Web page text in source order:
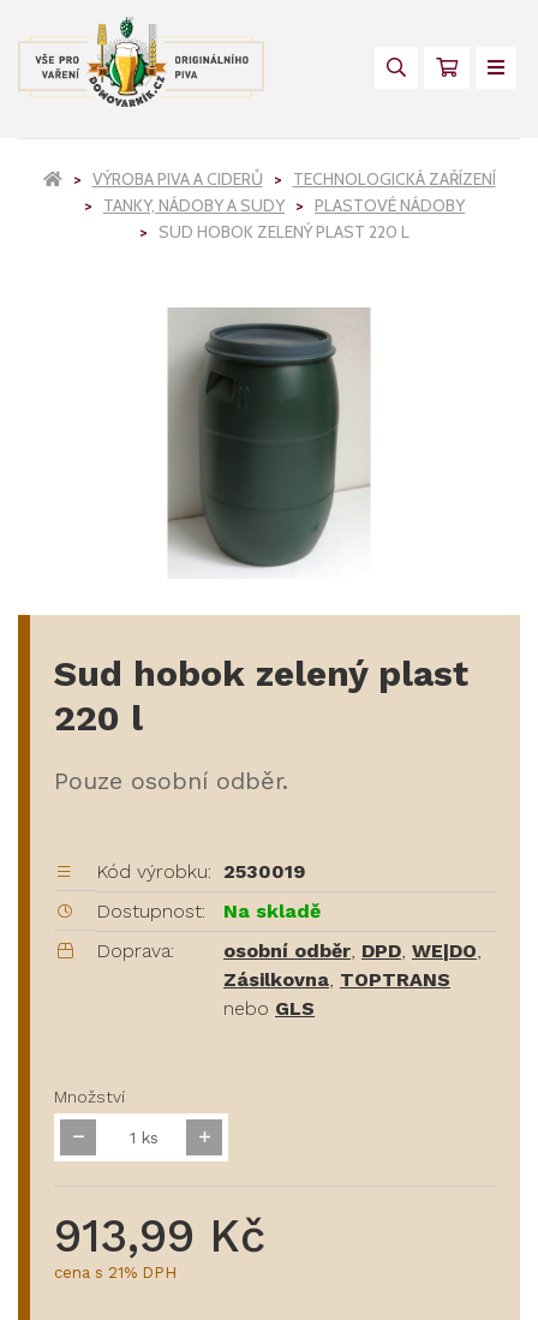
VÝROBA PIVA A CIDERŮ
TECHNOLOGICKÁ ZAŘÍZENÍ
TANKY, NÁDOBY A SUDY
PLASTOVÉ NÁDOBY
SUD HOBOK ZELENÝ PLAST 220 L
Sud hobok zelený plast
220 l
Pouze osobní odběr.
Kód výrobku:
2530019
Dostupnost:
Na skladě
Doprava:
osobní odběr DPD WE|DO
Zásilkovna TOPTRANS
nebo GLS
Množství
ks
913,99 Kč
cena s 21% DPH